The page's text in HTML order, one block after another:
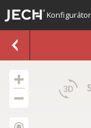
Konfigurátor